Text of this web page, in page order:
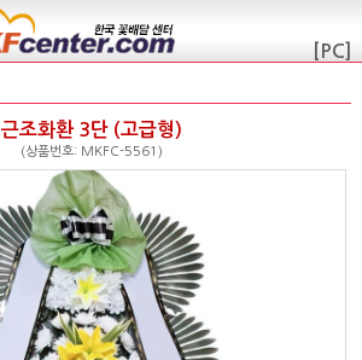
[PC]
근조화환 3단 (고급형)
(상품번호: MKFC-5561)